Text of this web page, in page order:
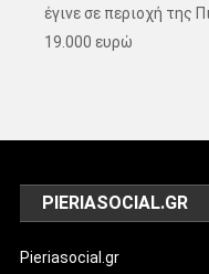
έγινε σε περιοχή της
19.000 ευρώ
PIERIASOCIAL.GR
Pieriasocial.gr